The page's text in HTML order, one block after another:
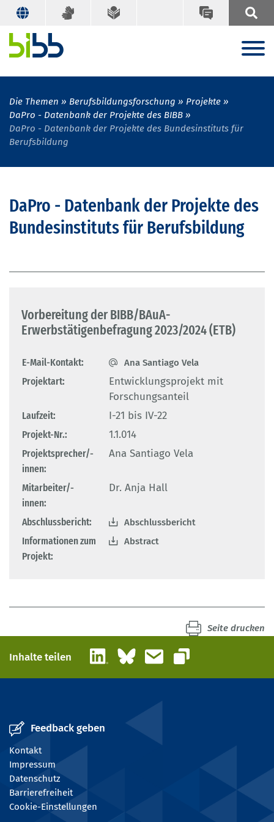
Die Themen Berufsbildungsforschung
Projekte
DaPro - Datenbank der Projekte des BIBB
DaPro - Datenbank der Projekte des Bundesinstituts für
Berufsbildung
DaPro - Datenbank der Projekte des
Bundesinstituts für Berufsbildung
Vorbereitung der BIBB/BAuA-
Erwerbstätigenbefragung 2023/2024 (ETB)
E-Mail-Kontakt: Ana Santiago Vela
Projektart:
Entwicklungsprojekt mit
Forschungsanteil
Laufzeit:
I-21 bis IV-22
Projekt-Nr.:
1.1.014
Projektsprecher/-
innen:
Ana Santiago Vela
Mitarbeiter/-
innen:
Dr. Anja Hall
Abschlussbericht: Abschlussbericht
Informationen zum
Projekt:
Abstract
Seite drucken
Inhalte teilen LinkedInBlueskyE-Mail
Link kopieren
Feedback geben
Kontakt
Impressum
Datenschutz
Barrierefreiheit
Cookie-Einstellungen